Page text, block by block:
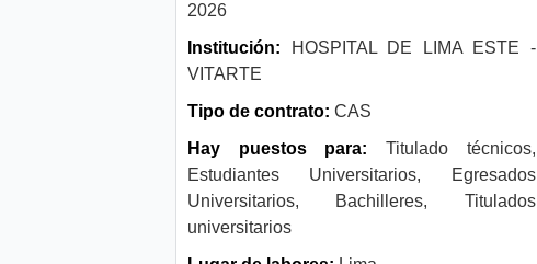
2026
Institución: HOSPITAL DE LIMA ESTE -
VITARTE
Tipo de contrato: CAS
Hay puestos para: Titulado técnicos,
Estudiantes Universitarios, Egresados
Universitarios, Bachilleres, Titulados
universitarios